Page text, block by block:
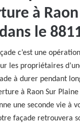
à
le
c’est une
les propriétaires
à durer pendant
à Raon Sur
une seconde vie à
façade retrouvera